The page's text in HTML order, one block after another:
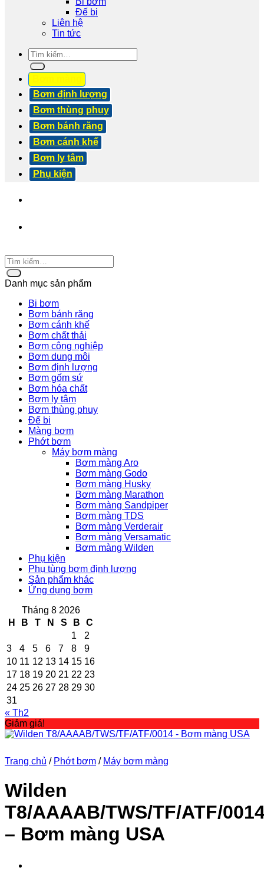
Đế bi
Liên hệ
Tin tức
Tìm
kiếm:
Bơm định lượng
Bơm thùng phuy
Bơm bánh răng
Bơm cánh khế
Bơm ly tâm
Phụ kiện
Danh mục sản phẩm
Bi bơm
Bơm bánh răng
Bơm cánh khế
Bơm chất thải
Bơm công nghiệp
Bơm dung môi
Bơm định lượng
Bơm gốm sứ
Bơm hóa chất
Bơm ly tâm
Bơm thùng phuy
Đế bi
Màng bơm
Phớt bơm
Máy bơm màng
Bơm màng Aro
Bơm màng Godo
Bơm màng Husky
Bơm màng Marathon
Bơm màng Sandpiper
Bơm màng TDS
Bơm màng Verderair
Bơm màng Versamatic
Bơm màng Wilden
Phụ kiện
Phụ tùng bơm định lượng
Sản phẩm khác
Ứng dụng bơm
Tháng 8 2026
H
B T N S B
C
1
2
3
4 5 6 7 8
9
10 11 12 13 14 15 16
17 18 19 20 21 22 23
24 25 26 27 28 29 30
31
« Th2
Giảm giá!
Trang chủ / Phớt bơm / Máy bơm màng
Wilden
T8/AAAAB/TWS/TF/ATF/
– Bơm màng USA